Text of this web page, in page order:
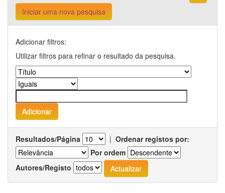
Iniciar uma nova pesquisa
Adicionar filtros:
Utilizar filtros para refinar o resultado da pesquisa.
Resultados/Página | Ordenar registos por:
Por ordem
Autores/Registo